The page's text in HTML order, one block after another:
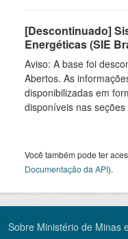
[Descontinuado]
Energéticas (SIE
Aviso: A base foi
Abertos. As
disponibilizadas em
disponíveis nas
Você também pode ter
Documentação da API).
Sobre Ministério de Minas